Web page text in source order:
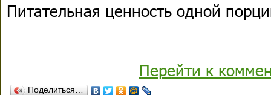
Питательная ценность одной
Перейти к
Поделиться…